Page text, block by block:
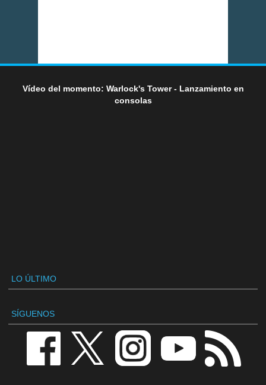
Vídeo del momento: Warlock's Tower - Lanzamiento en
consolas
LO ÚLTIMO
SÍGUENOS